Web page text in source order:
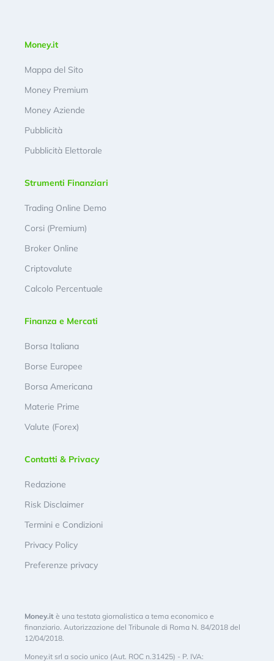
Money.it
Mappa del Sito
Money Premium
Money Aziende
Pubblicità
Pubblicità Elettorale
Strumenti Finanziari
Trading Online Demo
Corsi (Premium)
Broker Online
Criptovalute
Calcolo Percentuale
Finanza e Mercati
Borsa Italiana
Borse Europee
Borsa Americana
Materie Prime
Valute (Forex)
Contatti & Privacy
Redazione
Risk Disclaimer
Termini e Condizioni
Privacy Policy
Preferenze privacy
Money.it è una testata giornalistica a tema economico e
finanziario. Autorizzazione del Tribunale di Roma N. 84/2018 del
12/04/2018.
Money.it srl a socio unico (Aut. ROC n.31425) - P. IVA: